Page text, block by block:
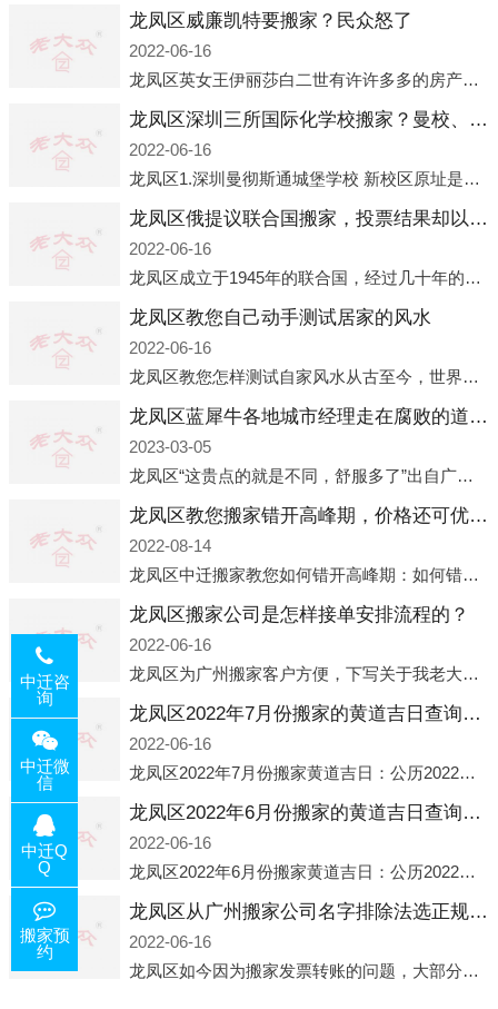
龙凤区威廉凯特要搬家？民众怒了
2022-06-16
龙凤区英女王伊丽莎白二世有许许多多的房产，遍布英国各地。而作为英女王的亲孙子、未来的英国国王，威廉王子自然也能享受到女王的房产。目前，威廉凯特以及三个孩子有两个经常居住的地点，一处是位于伦敦的肯辛顿宫，一处
龙凤区深圳三所国际化学校搬家？曼校、QSI、南山中英文搬走了
2022-06-16
龙凤区1.深圳曼彻斯通城堡学校 新校区原址是蛇口国际据悉，此次曼彻斯通城堡学校搬迁到蛇口新校区的开办与蛇口外籍人员子女学校（蛇口国际）有很大的关联。2021年，太子湾实验部就宣布在2022年正式并入蛇口外籍
龙凤区俄提议联合国搬家，投票结果却以惨败收场
2022-06-16
龙凤区成立于1945年的联合国，经过几十年的发展，如今拥有193个成员国。拥有如此众多会员国的联合国，可以说是世界上最具代表性的国际组织，也是世界上分量最重、有着较高话语权的国际组织。但以美国为首的西方国家
龙凤区教您自己动手测试居家的风水
2022-06-16
龙凤区教您怎样测试自家风水从古至今，世界各地的人们都在研究人在乾坤中的位置以及它们所形成的关系。通过探究季节转换、星象变化，并且在所观测到的自然规律的指导下，人们开始认识到居住在不同住宅中的人，其一生中的财
龙凤区蓝犀牛各地城市经理走在腐败的道路上
2023-03-05
龙凤区“这贵点的就是不同，舒服多了”出自广州运营邓经理的口中。2023年开年刚出来，三个司机（加盟蓝犀牛的个人队伍）便请广州经理去佛山娱乐场所大消费了一次，据知悉一晚消费达一万多，由三人平摊费用，燃鹅这样的
龙凤区教您搬家错开高峰期，价格还可优惠！
2022-08-14
龙凤区中迁搬家教您如何错开高峰期：如何错开高峰期搬家，中迁搬家做了一些电话数据统计和分析，发现市民中午2点左右访问网站的人是最多的，电话咨询是早上9点左右是最多的，预约搬家周六和周日是最多的，网上QQ微
龙凤区搬家公司是怎样接单安排流程的？
2022-06-16
龙凤区为广州搬家客户方便，下写关于我老大众搬家公司接单的流程，九条给搬家朋友参考，了解搬家公司工序，免去搬家时的没有准备好的工作，给您及时快速的搬好家。一．电话咨询：专人接待客户电话咨询，初步了解客户搬 家
龙凤区2022年7月份搬家的黄道吉日查询大全一览表哪天适合搬家好日子
2022-06-16
龙凤区2022年7月份搬家黄道吉日：公历2022年7月6日 农历六月初八 星期三 冲虎(甲寅)公历2022年7月12日 农历六月十四 星期二 冲猴(庚申)公历2022年7月13日 农历六月十五 星期三 冲鸡
龙凤区2022年6月份搬家的黄道吉日查询大全一览表哪天适合搬家好日子
2022-06-16
龙凤区2022年6月份搬家黄道吉日：公历2022年6月1日 农历五月初三 星期三 冲兔(己卯)公历2022年6月4日 农历五月初六 星期六 冲马(壬午)公历2022年6月8日 农历五月初十 星期三 冲狗(丙
龙凤区从广州搬家公司名字排除法选正规公司
2022-06-16
龙凤区如今因为搬家发票转账的问题，大部分搬家公司都已经注册了营业执照，早5年前基本上所谓的搬家公司都是无注册状态也就是无照营业，由于企业注册量大增所以各种企业信息展示平台如雨后春笋般遍地开花，如：天眼查，企
中迁咨
询
中迁微
信
中迁Q
Q
搬家预
约